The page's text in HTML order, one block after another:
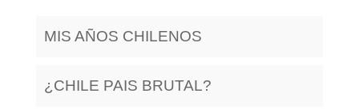
MIS AÑOS CHILENOS
¿CHILE PAIS BRUTAL?